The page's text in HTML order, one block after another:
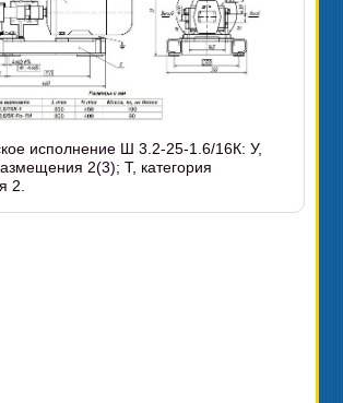
исполнение Ш 3.2-25-1.6/16К: У,
2(3); Т, категория
2.